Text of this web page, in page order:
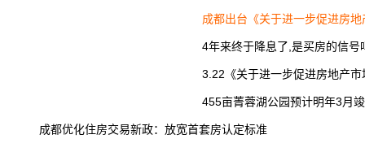
成都出台《关于进一步促进房
4年来终于降息了,是买房的信号
3.22《关于进一步促进房地产
455亩菁蓉湖公园预计明年3月
成都优化住房交易新政：放宽首套房认定标准